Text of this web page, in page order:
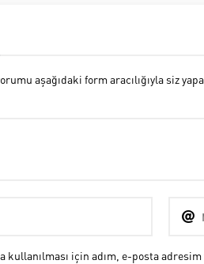
aşağıdaki form aracılığıyla siz
kullanılması için adım, e-posta